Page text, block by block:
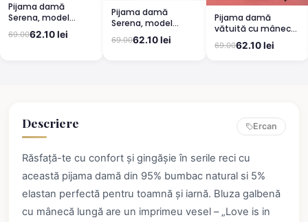
Pijama damă
Serena, model
leopard, mânecă
scurtă, pantaloni
69.0062.10 lei
Pijama damă
Serena, model
leopard, mânecă
scurtă, pantaloni
69.0062.10 lei
Pijama damă
vătuită cu mânecă
lungă și pantaloni
lungi din bumbac,
69.0062.10 lei
Descriere Ercan
Răsfață-te cu confort și gingășie în serile reci cu
această pijama damă din 95% bumbac natural si 5%
elastan perfectă pentru toamnă și iarnă. Bluza galbenă
cu mânecă lungă are un imprimeu vesel – „Love is in